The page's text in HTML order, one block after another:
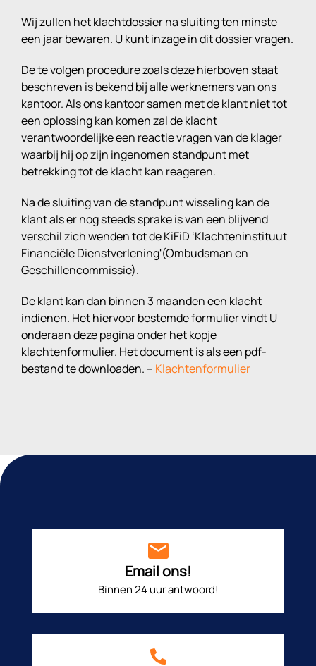
Wij zullen het klachtdossier na sluiting ten minste
een jaar bewaren. U kunt inzage in dit dossier vragen.
De te volgen procedure zoals deze hierboven staat
beschreven is bekend bij alle werknemers van ons
kantoor. Als ons kantoor samen met de klant niet tot
een oplossing kan komen zal de klacht
verantwoordelijke een reactie vragen van de klager
waarbij hij op zijn ingenomen standpunt met
betrekking tot de klacht kan reageren.
Na de sluiting van de standpunt wisseling kan de
klant als er nog steeds sprake is van een blijvend
verschil zich wenden tot de KiFiD ‘Klachteninstituut
Financiële Dienstverlening'(Ombudsman en
Geschillencommissie).
De klant kan dan binnen 3 maanden een klacht
indienen. Het hiervoor bestemde formulier vindt U
onderaan deze pagina onder het kopje
klachtenformulier. Het document is als een pdf-
bestand te downloaden. – Klachtenformulier
Email ons!
Binnen 24 uur antwoord!